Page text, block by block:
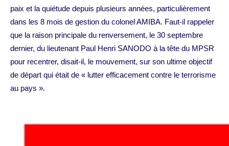
paix et la quiétude depuis plusieurs années, particulièrement
dans les 8 mois de gestion du colonel AMIBA. Faut-il rappeler
que la raison principale du renversement, le 30 septembre
dernier, du lieutenant Paul Henri SANODO à la tête du MPSR
pour recentrer, disait-il, le mouvement, sur son ultime objectif
de départ qui était de « lutter efficacement contre le terrorisme
au pays ».